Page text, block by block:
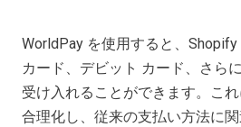
WorldPay を使用すると、
カード、デビット カード、さら
受け入れることができます。こ
合理化し、従来の支払い方法に